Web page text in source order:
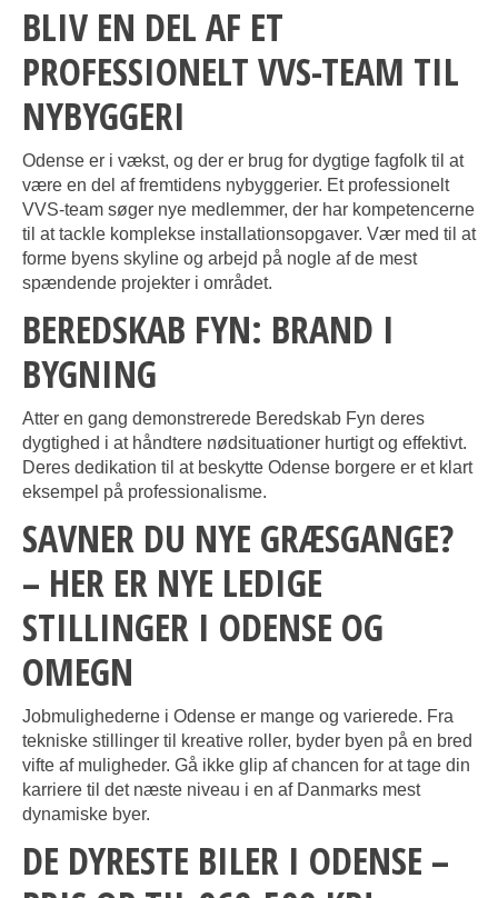
BLIV EN DEL AF ET
PROFESSIONELT VVS-TEAM TIL
NYBYGGERI
Odense er i vækst, og der er brug for dygtige fagfolk til at
være en del af fremtidens nybyggerier. Et professionelt
VVS-team søger nye medlemmer, der har kompetencerne
til at tackle komplekse installationsopgaver. Vær med til at
forme byens skyline og arbejd på nogle af de mest
spændende projekter i området.
BEREDSKAB FYN: BRAND I
BYGNING
Atter en gang demonstrerede Beredskab Fyn deres
dygtighed i at håndtere nødsituationer hurtigt og effektivt.
Deres dedikation til at beskytte Odense borgere er et klart
eksempel på professionalisme.
SAVNER DU NYE GRÆSGANGE?
– HER ER NYE LEDIGE
STILLINGER I ODENSE OG
OMEGN
Jobmulighederne i Odense er mange og varierede. Fra
tekniske stillinger til kreative roller, byder byen på en bred
vifte af muligheder. Gå ikke glip af chancen for at tage din
karriere til det næste niveau i en af Danmarks mest
dynamiske byer.
DE DYRESTE BILER I ODENSE –